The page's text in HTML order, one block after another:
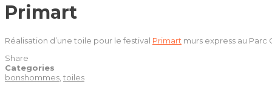
Primart
Réalisation d’une toile pour le festival Primart murs express au Parc
Share
Categories
bonshommes toiles